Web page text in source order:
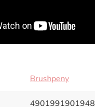
Brushpeny
4901991901948